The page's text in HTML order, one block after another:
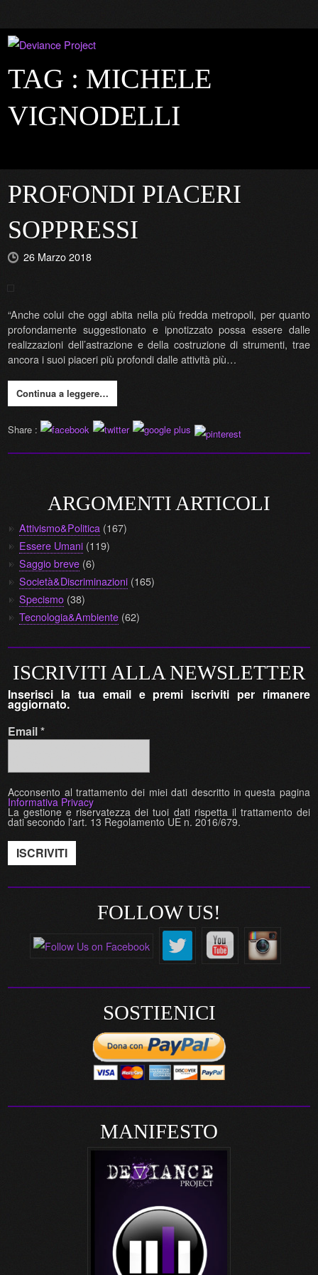
TAG : MICHELE
VIGNODELLI
PROFONDI PIACERI
SOPPRESSI
26 Marzo 2018
“Anche colui che oggi abita nella più fredda metropoli, per quanto
profondamente suggestionato e ipnotizzato possa essere dalle
realizzazioni dell’astrazione e della costruzione di strumenti, trae
ancora i suoi piaceri più profondi dalle attività più…
Continua a leggere…
Share :
ARGOMENTI ARTICOLI
Attivismo&Politica (167)
Essere Umani (119)
Saggio breve (6)
Società&Discriminazioni (165)
Specismo (38)
Tecnologia&Ambiente (62)
ISCRIVITI ALLA NEWSLETTER
Inserisci la tua email e premi iscriviti per rimanere
aggiornato.
Email*
Acconsento al trattamento dei miei dati descritto in questa pagina
Informativa Privacy
La gestione e riservatezza dei tuoi dati rispetta il trattamento dei
dati secondo l'art. 13 Regolamento UE n. 2016/679.
FOLLOW US!
SOSTIENICI
MANIFESTO